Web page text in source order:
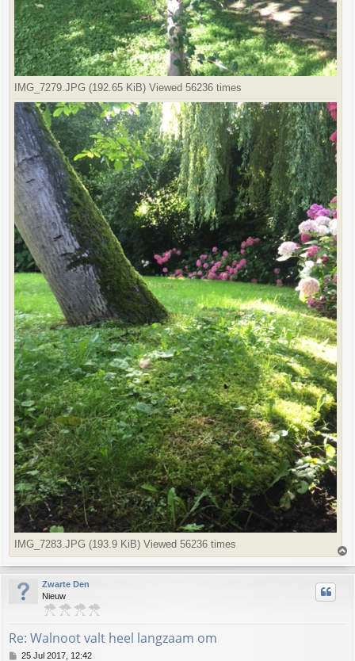
IMG_7279.JPG (192.65 KiB) Viewed 56236 times
IMG_7283.JPG (193.9 KiB) Viewed 56236 times
p
Zwarte Den
Nieuw
Re: Walnoot valt heel langzaam om
P25 Jul 2017, 12:42